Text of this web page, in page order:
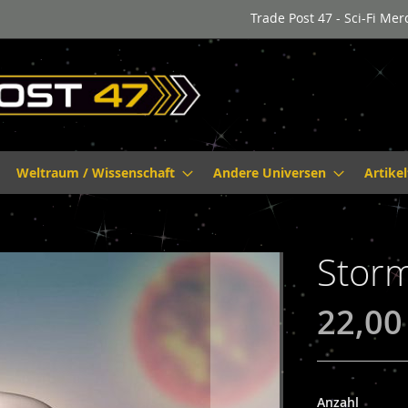
Trade Post 47 - Sci-Fi
Weltraum / Wissenschaft Andere Universen
Anzahl